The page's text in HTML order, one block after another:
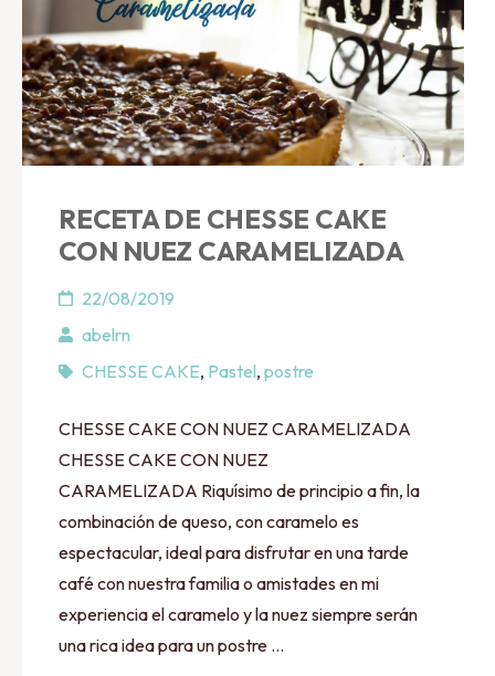
RECETA DE CHESSE CAKE
CON NUEZ CARAMELIZADA
22/08/2019
abelrn
CHESSE CAKE, Pastel, postre
CHESSE CAKE CON NUEZ CARAMELIZADA
CHESSE CAKE CON NUEZ
CARAMELIZADA Riquísimo de principio a fin, la
combinación de queso, con caramelo es
espectacular, ideal para disfrutar en una tarde
café con nuestra familia o amistades en mi
experiencia el caramelo y la nuez siempre serán
una rica idea para un postre …